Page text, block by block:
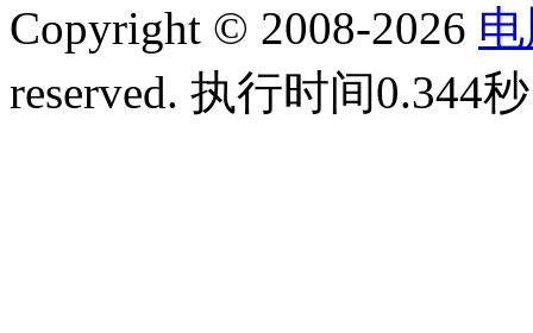
Copyright © 2008-2026
reserved. 执行时间0.344秒